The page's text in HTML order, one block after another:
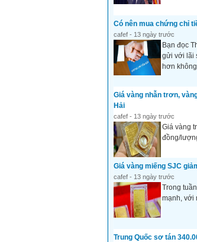
Có nên mua chứng chỉ
cafef - 13 ngày trước
Bạn đọc
gửi với lãi
hơn
Giá vàng nhẫn trơn,
Hải
cafef - 13 ngày trước
Giá vàng
đồng/
Giá vàng miếng SJC
cafef - 13 ngày trước
Trong
mạnh, với
Trung Quốc sơ tán